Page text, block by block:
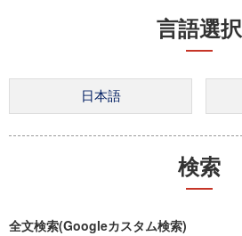
言語選択
検索
全文検索(Googleカスタム検索)